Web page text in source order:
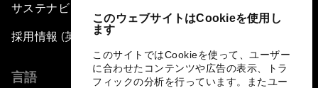
このウェブサイトはCookieを使用し
ます
このサイトではCookieを使って、ユーザー
に合わせたコンテンツや広告の表示、トラ
フィックの分析を行っています。またユー
サステナビリティへの取り組み
採用情報 (英語のみ)
言語